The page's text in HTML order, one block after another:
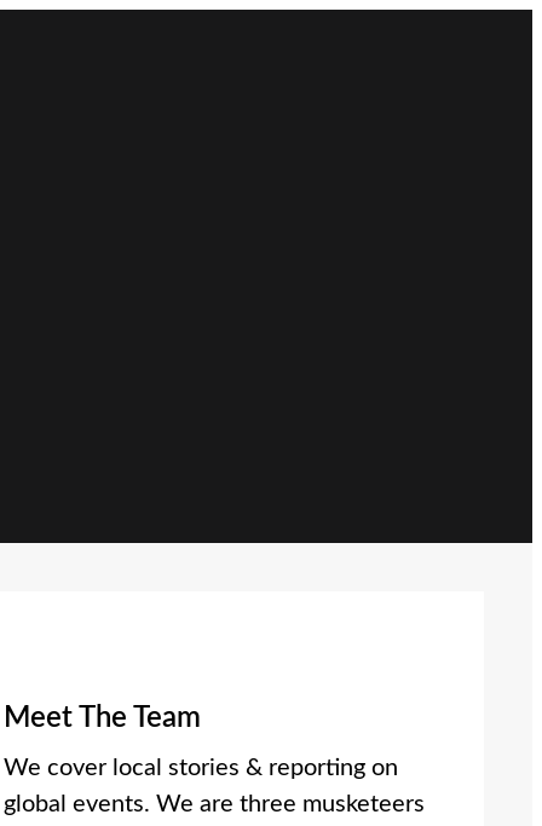
Meet The Team
We cover local stories & reporting on
global events. We are three musketeers